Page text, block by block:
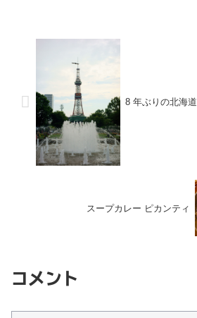
8 年ぶりの北海道
スープカレー ピカンティ
コメント